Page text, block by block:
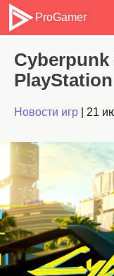
ProGamer
Cyberpunk
Новости игр 21